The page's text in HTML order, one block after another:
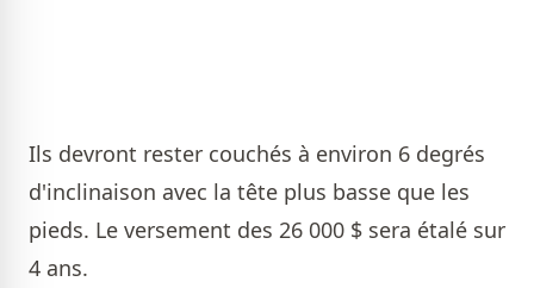
Ils devront rester couchés à environ 6 degrés
d'inclinaison avec la tête plus basse que les
pieds. Le versement des 26 000 $ sera étalé sur
4 ans.